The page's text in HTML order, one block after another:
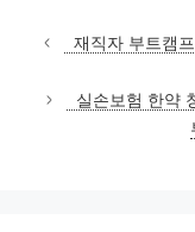
재직자 부트캠
실손보험 한약